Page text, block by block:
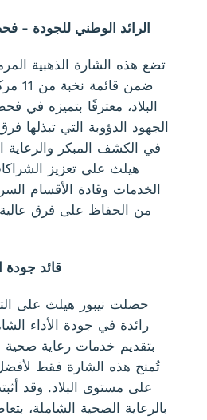
الرائد الوطني للجودة -
تضع هذه الشارة الذهبية
ضمن
البلاد، معترفًا بتميزه في
الجهود الدؤوبة التي تبذلها
في الكشف المبكر والرعاية
هيلث على تعزيز
الخدمات وقادة الأقسام
من الحفاظ على فرق
قائد
حصلت نيبور هيلث على
رائدة في جودة الأداء
بتقديم خدمات رعاية صحية
تُمنح هذه الشارة فقط
على مستوى البلاد. وقد
بالرعاية الصحية الشاملة،